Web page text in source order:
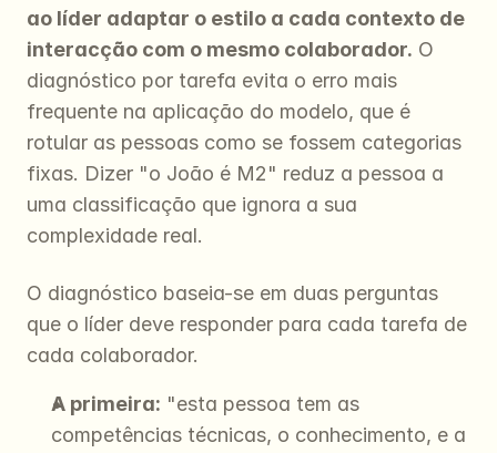
ao líder adaptar o estilo a cada contexto de
interacção com o mesmo colaborador. O
diagnóstico por tarefa evita o erro mais
frequente na aplicação do modelo, que é
rotular as pessoas como se fossem categorias
fixas. Dizer "o João é M2" reduz a pessoa a
uma classificação que ignora a sua
complexidade real.
O diagnóstico baseia-se em duas perguntas
que o líder deve responder para cada tarefa de
cada colaborador.
A primeira: "esta pessoa tem as
competências técnicas, o conhecimento, e a